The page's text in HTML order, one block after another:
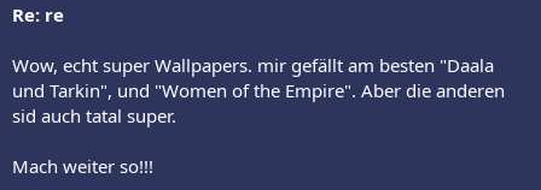
Re: re
Wow, echt super Wallpapers. mir gefällt am besten "Daala
und Tarkin", und "Women of the Empire". Aber die anderen
sid auch tatal super.
Mach weiter so!!!